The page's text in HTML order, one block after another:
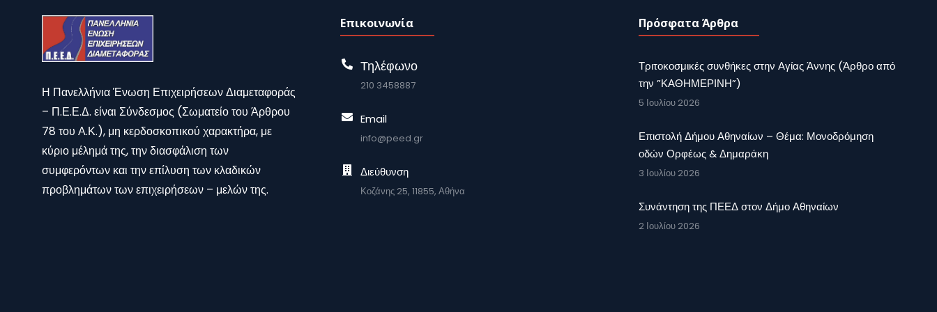
Η Πανελλήνια Ένωση Επιχειρήσεων Διαμεταφοράς
– Π.Ε.Ε.Δ. είναι Σύνδεσμος (Σωματείο του Άρθρου
78 του Α.Κ.), μη κερδοσκοπικού χαρακτήρα, με
κύριο μέλημά της, την διασφάλιση των
συμφερόντων και την επίλυση των κλαδικών
προβλημάτων των επιχειρήσεων – μελών της.
Επικοινωνία
Τηλέφωνο
210 3458887
Email
info@peed.gr
Διεύθυνση
Κοζάνης 25, 11855, Αθήνα
Πρόσφατα Άρθρα
Τριτοκοσμικές συνθήκες στην Αγίας Άννης (Άρθρο από
την ”ΚΑΘΗΜΕΡΙΝΗ”)
5 Ιουλίου 2026
Επιστολή Δήμου Αθηναίων – Θέμα: Μονοδρόμηση
οδών Ορφέως & Δημαράκη
3 Ιουλίου 2026
Συνάντηση της ΠΕΕΔ στον Δήμο Αθηναίων
2 Ιουλίου 2026